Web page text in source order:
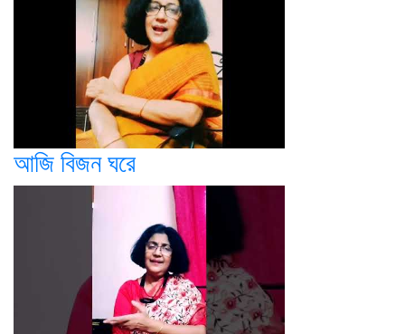
আজি বিজন ঘরে